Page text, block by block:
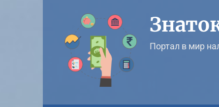
Портал в мир